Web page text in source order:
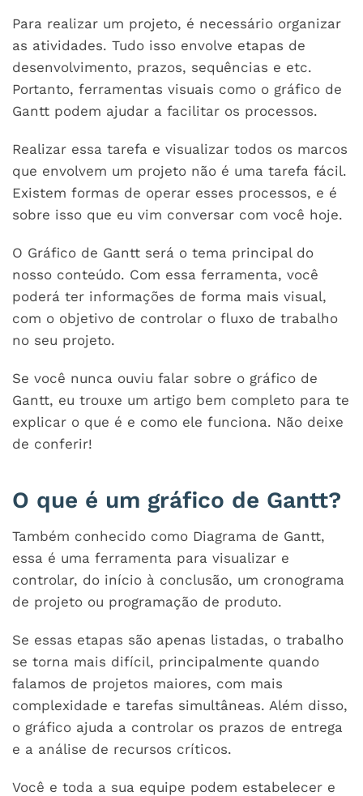
Para realizar um projeto, é necessário organizar
as atividades. Tudo isso envolve etapas de
desenvolvimento, prazos, sequências e etc.
Portanto, ferramentas visuais como o gráfico de
Gantt podem ajudar a facilitar os processos.
Realizar essa tarefa e visualizar todos os marcos
que envolvem um projeto não é uma tarefa fácil.
Existem formas de operar esses processos, e é
sobre isso que eu vim conversar com você hoje.
O Gráfico de Gantt será o tema principal do
nosso conteúdo. Com essa ferramenta, você
poderá ter informações de forma mais visual,
com o objetivo de controlar o fluxo de trabalho
no seu projeto.
Se você nunca ouviu falar sobre o gráfico de
Gantt, eu trouxe um artigo bem completo para te
explicar o que é e como ele funciona. Não deixe
de conferir!
O que é um gráfico de Gantt?
Também conhecido como Diagrama de Gantt,
essa é uma ferramenta para visualizar e
controlar, do início à conclusão, um cronograma
de projeto ou programação de produto.
Se essas etapas são apenas listadas, o trabalho
se torna mais difícil, principalmente quando
falamos de projetos maiores, com mais
complexidade e tarefas simultâneas. Além disso,
o gráfico ajuda a controlar os prazos de entrega
e a análise de recursos críticos.
Você e toda a sua equipe podem estabelecer e